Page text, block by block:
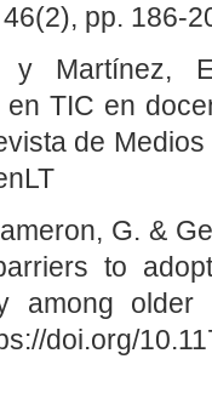
pp. 186-
Martínez,
TIC en
de
G. &
to
among older
doi.org/